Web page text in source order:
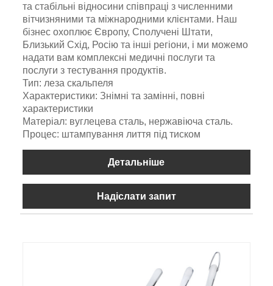
та стабільні відносини співпраці з численними
вітчизняними та міжнародними клієнтами. Наш
бізнес охоплює Європу, Сполучені Штати,
Близький Схід, Росію та інші регіони, і ми можемо
надати вам комплексні медичні послуги та
послуги з тестування продуктів.
Тип: леза скальпеля
Характеристики: Знімні та замінні, повні
характеристики
Матеріал: вуглецева сталь, нержавіюча сталь.
Процес: штампування лиття під тиском
Детальніше
Надіслати запит